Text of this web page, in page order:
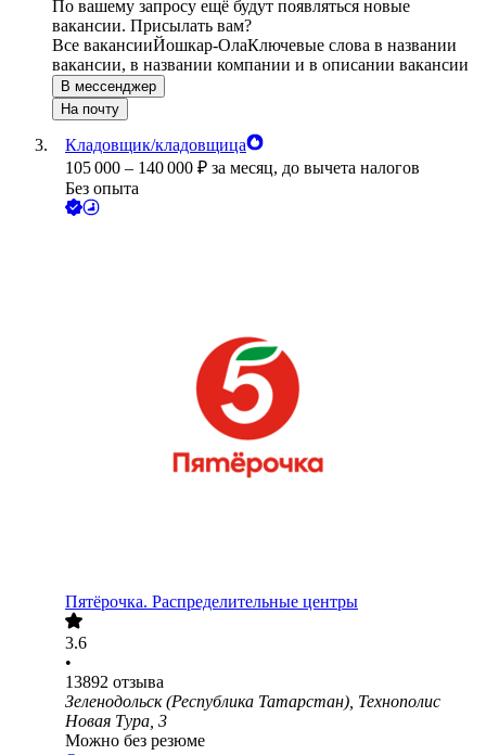
По вашему запросу ещё будут появляться новые
вакансии. Присылать вам?
Все вакансииЙошкар-ОлаКлючевые слова в названии
вакансии, в названии компании и в описании вакансии
В мессенджер
На почту
Кладовщик/кладовщица
105 000 – 140 000 ₽ за месяц, до вычета налогов
Без опыта
Пятёрочка. Распределительные центры
3.6
•
13892 отзыва
Зеленодольск (Республика Татарстан), Технополис
Новая Тура, 3
Можно без резюме